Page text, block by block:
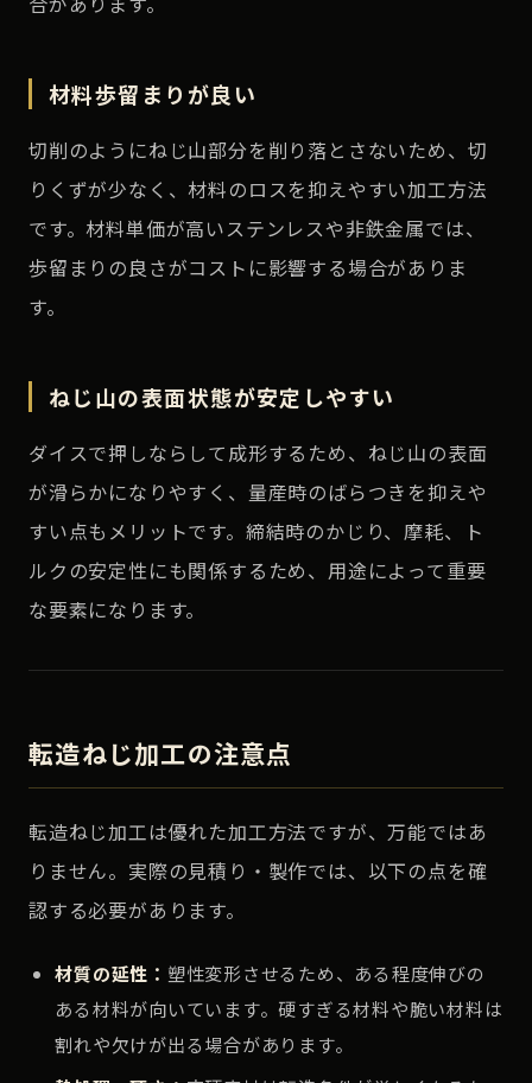
材料歩留まりが良い
切削のようにねじ山部分を削り落とさないため、切
りくずが少なく、材料のロスを抑えやすい加工方法
です。材料単価が高いステンレスや非鉄金属では、
歩留まりの良さがコストに影響する場合がありま
す。
ねじ山の表面状態が安定しやすい
ダイスで押しならして成形するため、ねじ山の表面
が滑らかになりやすく、量産時のばらつきを抑えや
すい点もメリットです。締結時のかじり、摩耗、ト
ルクの安定性にも関係するため、用途によって重要
な要素になります。
転造ねじ加工の注意点
転造ねじ加工は優れた加工方法ですが、万能ではあ
りません。実際の見積り・製作では、以下の点を確
認する必要があります。
材質の延性： 塑性変形させるため、ある程度伸びの
ある材料が向いています。硬すぎる材料や脆い材料は
割れや欠けが出る場合があります。